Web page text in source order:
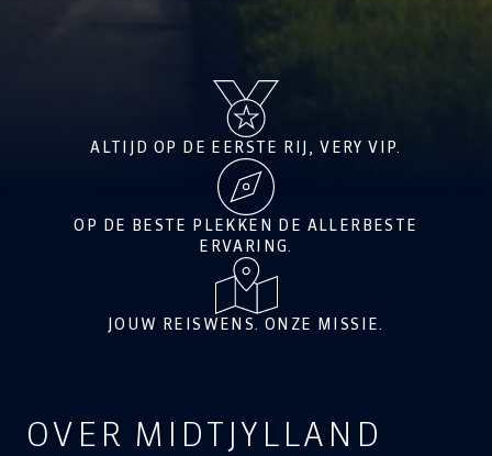
ALTIJD OP DE EERSTE RIJ, VERY VIP.
OP DE BESTE PLEKKEN DE ALLERBESTE
ERVARING.
JOUW REISWENS. ONZE MISSIE.
OVER MIDTJYLLAND